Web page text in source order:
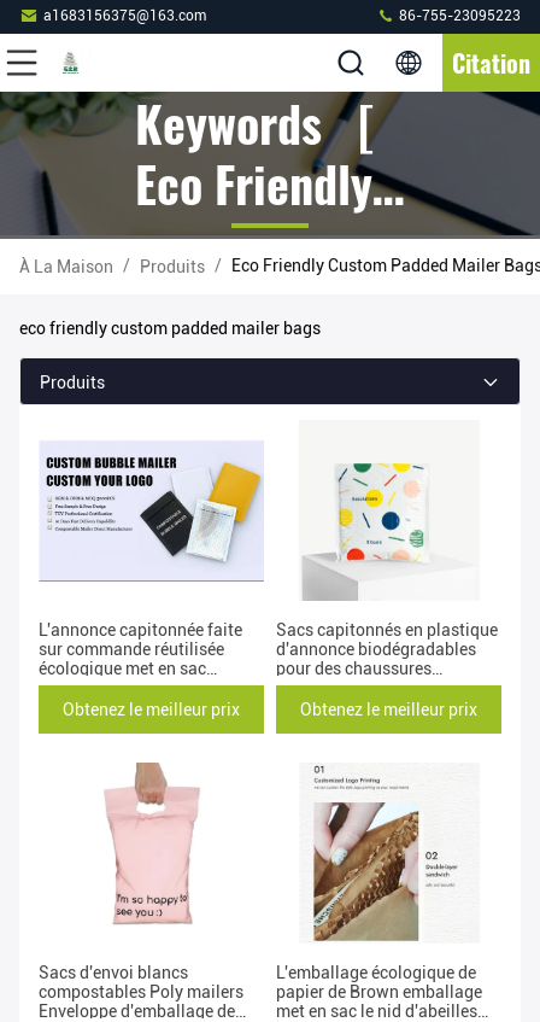
a1683156375@163.com 86-755-23095223
Citation
Keywords [
Eco Friendly
Custom
Padded
Mailer Bags ]
Match 21
Produits
À La Maison / Produits / Eco Friendly Custom Padded Mailer
eco friendly custom padded mailer bags
Produits
L'annonce capitonnée faite
sur commande réutilisée
écologique met en sac
l'impression de gravure
Obtenez le meilleur prix
Sacs capitonnés en plastique
d'annonce biodégradables
pour des chaussures
d'habillement
Obtenez le meilleur prix
Sacs d'envoi blancs
compostables Poly mailers
Enveloppe d'emballage de
L'emballage écologique de
papier de Brown emballage
met en sac le nid d'abeilles